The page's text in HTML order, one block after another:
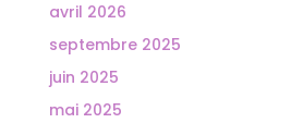
avril 2026
septembre 2025
juin 2025
mai 2025